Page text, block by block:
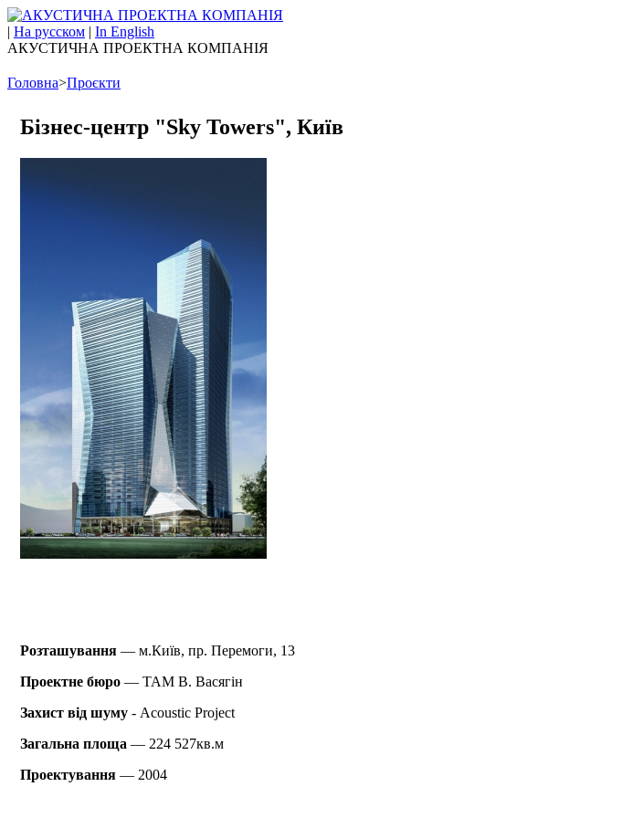
| На русском | In English
АКУСТИЧНА ПРОЕКТНА КОМПАНІЯ
Головна>Проєкти
Бізнес-центр "Sky Towers", Київ
Розташування — м.Київ, пр. Перемоги, 13
Проектне бюро — ТАМ В. Васягін
Захист від шуму - Acoustic Project
Загальна площа — 224 527кв.м
Проектування — 2004